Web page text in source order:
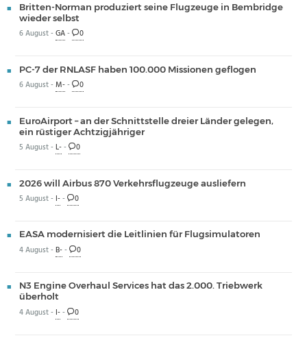
Britten-Norman produziert seine Flugzeuge in Bembridge
wieder selbst
6 August -GA- 0
PC-7 der RNLASF haben 100.000 Missionen geflogen
6 August -M-- 0
EuroAirport – an der Schnittstelle dreier Länder gelegen,
ein rüstiger Achtzigjähriger
5 August -L-- 0
2026 will Airbus 870 Verkehrsflugzeuge ausliefern
5 August - I-- 0
EASA modernisiert die Leitlinien für Flugsimulatoren
4 August -B-- 0
N3 Engine Overhaul Services hat das 2.000. Triebwerk
überholt
4 August - I-- 0